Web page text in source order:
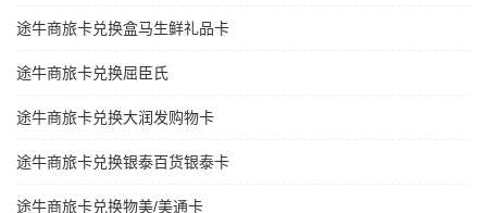
途牛商旅卡兑换盒马生鲜礼品卡
途牛商旅卡兑换屈臣氏
途牛商旅卡兑换大润发购物卡
途牛商旅卡兑换银泰百货银泰卡
途牛商旅卡兑换物美/美通卡